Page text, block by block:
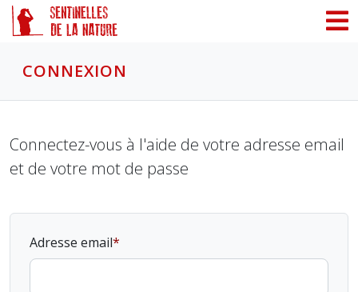
CONNEXION
Connectez-vous à l'aide de votre adresse email
et de votre mot de passe
Adresse email
Panneau de gestion des cookies